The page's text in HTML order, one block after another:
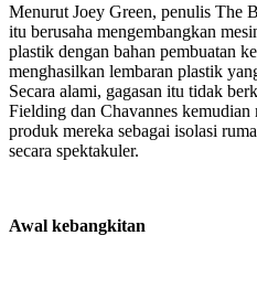
Menurut Joey Green, penulis The
itu berusaha mengembangkan
plastik dengan bahan pembuatan
menghasilkan lembaran plastik
Secara alami, gagasan itu tidak
Fielding dan Chavannes
produk mereka sebagai isolasi
secara spektakuler.
Awal kebangkitan